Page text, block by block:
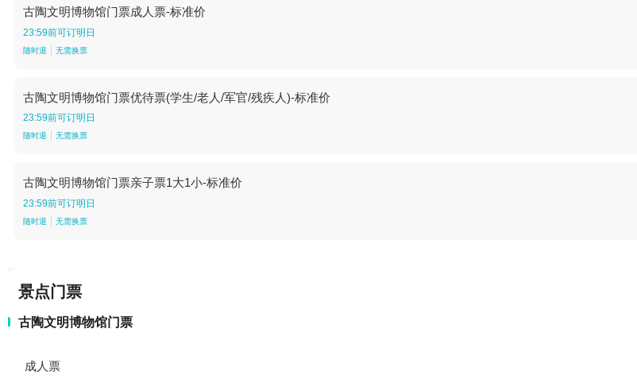
古陶文明博物馆门票成人票-标准价
23:59前可订明日
随时退 无需换票
古陶文明博物馆门票优待票(学生/老人/军官/残疾人)-标准价
23:59前可订明日
随时退 无需换票
古陶文明博物馆门票亲子票1大1小-标准价
23:59前可订明日
随时退 无需换票
景点门票
古陶文明博物馆门票
成人票